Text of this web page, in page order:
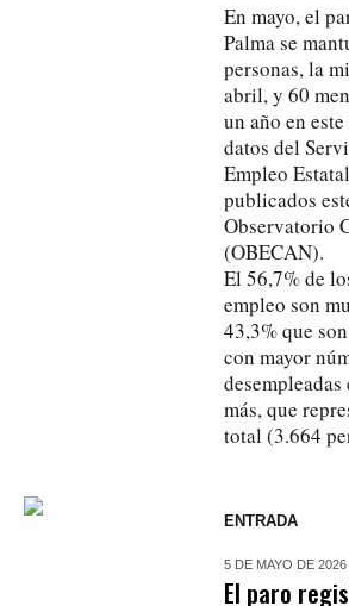
En mayo, el
Palma se
personas, la
abril, y 60
un año en
datos del
Empleo
publicados
Observatorio
(OBECAN).
El 56,7% de
empleo son
43,3% que
con mayor
desempleadas
más, que
total (3.664
ENTRADA
5 DE MAYO DE 2026
El paro